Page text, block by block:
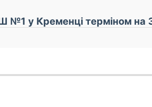
у Кременці терміном на